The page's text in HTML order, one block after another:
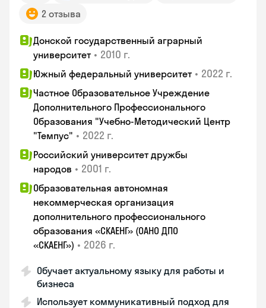
2 отзыва
Донской государственный аграрный
университет • 2010 г.
Южный федеральный университет • 2022 г.
Частное Образовательное Учреждение
Дополнительного Профессионального
Образования "Учебно-Методический Центр
"Темпус" • 2022 г.
Российский университет дружбы
народов • 2001 г.
Образовательная автономная
некоммерческая организация
дополнительного профессионального
образования «СКАЕНГ» (ОАНО ДПО
«СКАЕНГ») • 2026 г.
Обучает актуальному языку для работы и
бизнеса
Использует коммуникативный подход для